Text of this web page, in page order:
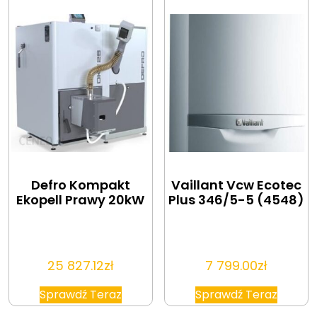
Defro Kompakt
Ekopell Prawy 20kW
25 827.12zł
Sprawdź Teraz
Vaillant Vcw Ecotec
Plus 346/5-5 (4548)
7 799.00zł
Sprawdź Teraz